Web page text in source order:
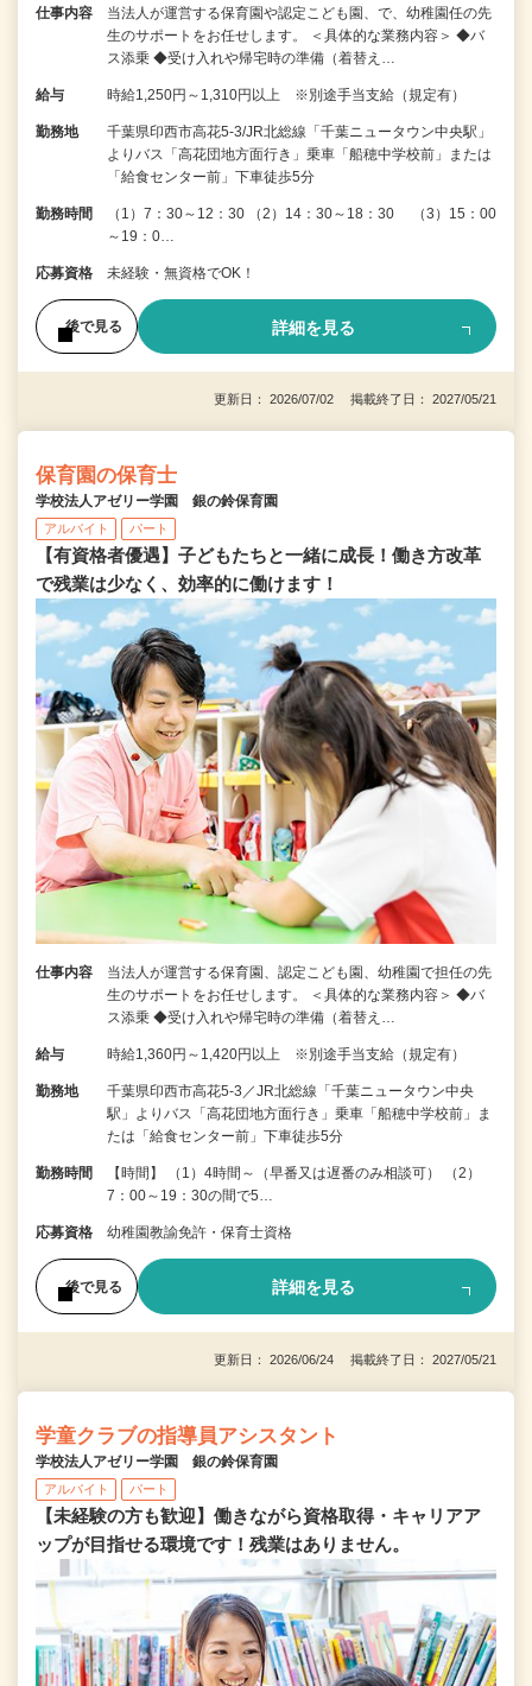
仕事内容
当法人が運営する保育園や認定こども園、で、幼稚園任の先
生のサポートをお任せします。 ＜具体的な業務内容＞ ◆バ
ス添乗 ◆受け入れや帰宅時の準備（着替え…
給与 時給1,250円～1,310円以上 ※別途手当支給（規定有）
勤務地
千葉県印西市高花5-3/JR北総線「千葉ニュータウン中央駅」
よりバス「高花団地方面行き」乗車「船穂中学校前」または
「給食センター前」下車徒歩5分
勤務時間
（1）7：30～12：30 （2）14：30～18：30 （3）15：00
～19：0…
応募資格 未経験・無資格でOK！
後で見る 詳細を見る
更新日： 2026/07/02 掲載終了日： 2027/05/21
保育園の保育士
学校法人アゼリー学園 銀の鈴保育園
アルバイト パート
【有資格者優遇】子どもたちと一緒に成長！働き方改革
で残業は少なく、効率的に働けます！
仕事内容
当法人が運営する保育園、認定こども園、幼稚園で担任の先
生のサポートをお任せします。 ＜具体的な業務内容＞ ◆バ
ス添乗 ◆受け入れや帰宅時の準備（着替え…
給与 時給1,360円～1,420円以上 ※別途手当支給（規定有）
勤務地
千葉県印西市高花5-3／JR北総線「千葉ニュータウン中央
駅」よりバス「高花団地方面行き」乗車「船穂中学校前」ま
たは「給食センター前」下車徒歩5分
勤務時間
【時間】 （1）4時間～（早番又は遅番のみ相談可） （2）
7：00～19：30の間で5…
応募資格 幼稚園教諭免許・保育士資格
後で見る 詳細を見る
更新日： 2026/06/24 掲載終了日： 2027/05/21
学童クラブの指導員アシスタント
学校法人アゼリー学園 銀の鈴保育園
アルバイト パート
【未経験の方も歓迎】働きながら資格取得・キャリアア
ップが目指せる環境です！残業はありません。